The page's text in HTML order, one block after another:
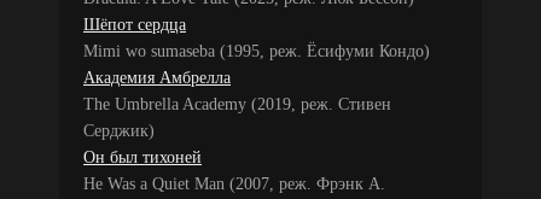
Шёпот сердца
Mimi wo sumaseba (1995, реж. Ёсифуми Кондо)
Академия Амбрелла
The Umbrella Academy (2019, реж. Стивен
Серджик)
Он был тихоней
He Was a Quiet Man (2007, реж. Фрэнк А.